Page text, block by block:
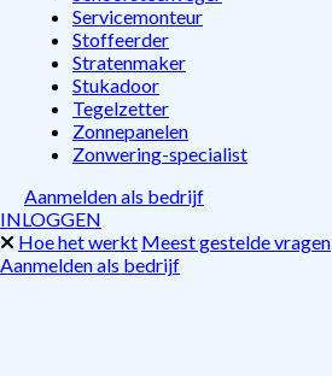
Servicemonteur
Stoffeerder
Stratenmaker
Stukadoor
Tegelzetter
Zonnepanelen
Zonwering-specialist
Aanmelden als bedrijf
INLOGGEN
Hoe het werkt Meest gestelde vragen
Aanmelden als bedrijf